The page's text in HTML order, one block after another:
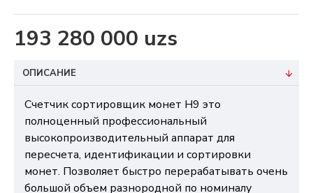
193 280 000 uzs
ОПИСАНИЕ
Счетчик сортировщик монет H9 это
полноценный профессиональный
высокопроизводительный аппарат для
пересчета, идентификации и сортировки
монет. Позволяет быстро перерабатывать очень
большой объем разнородной по номиналу